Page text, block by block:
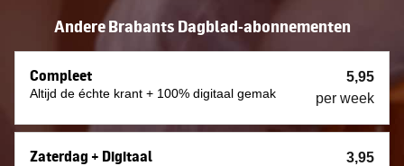
Andere Brabants Dagblad-abonnementen
Compleet
Altijd de échte krant + 100% digitaal gemak
5,95
per week
Zaterdag + Digitaal
3,95